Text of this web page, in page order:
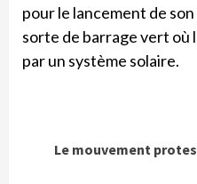
pour le lancement de
sorte de barrage vert où
par un système solaire.
Reading
Le mouvement